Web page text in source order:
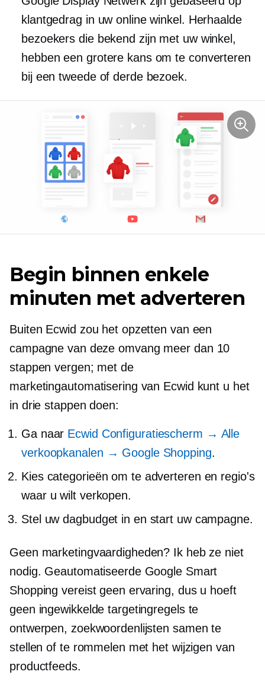
klantgedrag in uw online winkel. Herhaalde
bezoekers die bekend zijn met uw winkel,
hebben een grotere kans om te converteren
bij een tweede of derde bezoek.
Begin binnen enkele
minuten met adverteren
Buiten Ecwid zou het opzetten van een
campagne van deze omvang meer dan 10
stappen vergen; met de
marketingautomatisering van Ecwid kunt u het
in drie stappen doen:
Ga naar Ecwid Configuratiescherm → Alle
verkoopkanalen → Google Shopping.
Kies categorieën om te adverteren en regio's
waar u wilt verkopen.
Stel uw dagbudget in en start uw campagne.
Geen marketingvaardigheden? Ik heb ze niet
nodig. Geautomatiseerde Google Smart
Shopping vereist geen ervaring, dus u hoeft
geen ingewikkelde targetingregels te
ontwerpen, zoekwoordenlijsten samen te
stellen of te rommelen met het wijzigen van
productfeeds.